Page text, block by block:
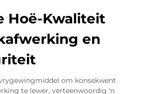
Hoë-Kwaliteit
en
om konsekwent
te lewer, verteenwoordig 'n